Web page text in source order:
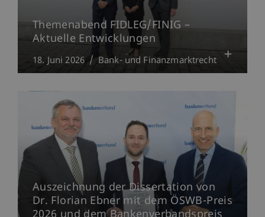
Themenabend FIDLEG/FINIG –
Aktuelle Entwicklungen
18. Juni 2026 Bank- und Finanzmarktrecht
Auszeichnung der Dissertation von
Dr. Florian Ebner mit dem ÖSWB-Preis